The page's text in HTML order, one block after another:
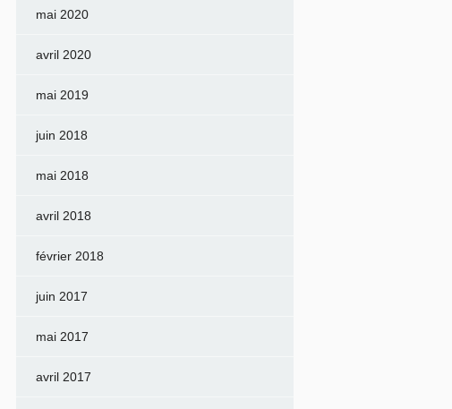
mai 2020
avril 2020
mai 2019
juin 2018
mai 2018
avril 2018
février 2018
juin 2017
mai 2017
avril 2017